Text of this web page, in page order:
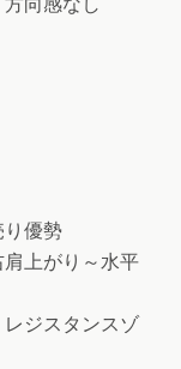
り優勢
肩上がり～水平
レジスタンスゾ